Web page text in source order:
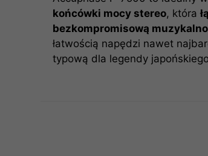
końcówki mocy stereo, która
bezkompromisową
łatwością napędzi nawet
typową dla legendy